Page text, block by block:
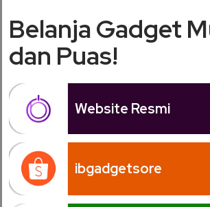
Belanja Gadget
dan Puas!
Website Resmi
ibgadgetsore